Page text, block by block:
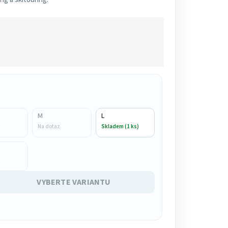
M
Na dotaz
L
Skladem (1 ks)
VYBERTE VARIANTU